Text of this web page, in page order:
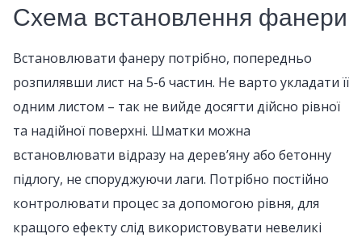
Схема встановлення фанери
Встановлювати фанеру потрібно, попередньо
розпилявши лист на 5-6 частин. Не варто укладати її
одним листом – так не вийде досягти дійсно рівної
та надійної поверхні. Шматки можна
встановлювати відразу на дерев’яну або бетонну
підлогу, не споруджуючи лаги. Потрібно постійно
контролювати процес за допомогою рівня, для
кращого ефекту слід використовувати невеликі